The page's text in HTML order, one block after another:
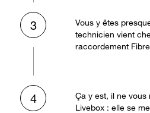
3
Vous y êtes
technicien vient
raccordement
4
Ça y est, il ne vous
Livebox : elle se